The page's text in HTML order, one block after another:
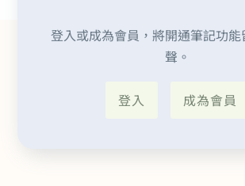
登入或成為會員，將開通筆記功
聲。
登入 成為會員